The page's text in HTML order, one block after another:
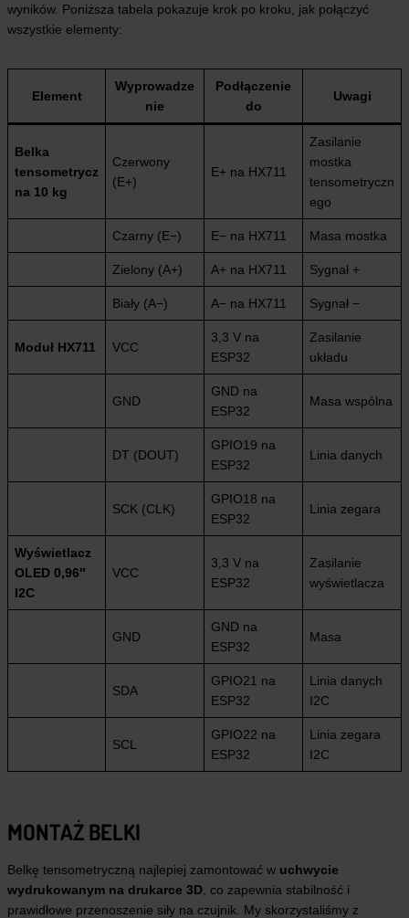
wyników. Poniższa tabela pokazuje krok po kroku, jak połączyć
wszystkie elementy:
Element
Wyprowadze
nie
Podłączenie
do
Uwagi
Belka
tensometrycz
na 10 kg
Czerwony
(E+)
E+ na HX711
Zasilanie
mostka
tensometryczn
ego
Czarny (E−) E− na HX711 Masa mostka
Zielony (A+) A+ na HX711 Sygnał +
Biały (A−) A− na HX711 Sygnał −
Moduł HX711 VCC
3,3 V na
ESP32
Zasilanie
układu
GND
GND na
ESP32
Masa wspólna
DT (DOUT)
GPIO19 na
ESP32
Linia danych
SCK (CLK)
GPIO18 na
ESP32
Linia zegara
Wyświetlacz
OLED 0,96″
I2C
VCC
3,3 V na
ESP32
Zasilanie
wyświetlacza
GND
GND na
ESP32
Masa
SDA
GPIO21 na
ESP32
Linia danych
I2C
SCL
GPIO22 na
ESP32
Linia zegara
I2C
MONTAŻ BELKI
Belkę tensometryczną najlepiej zamontować w uchwycie
wydrukowanym na drukarce 3D , co zapewnia stabilność i
prawidłowe przenoszenie siły na czujnik. My skorzystaliśmy z